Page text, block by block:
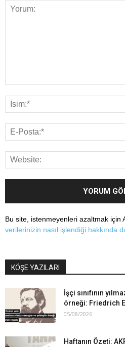
Bu site, istenmeyenleri azaltmak için
verilerinizin nasıl işlendiği hakkında
KÖŞE YAZILARI
İşçi sınıfının
örneği: Friedrich
05/08/2026
Haftanın Özeti: